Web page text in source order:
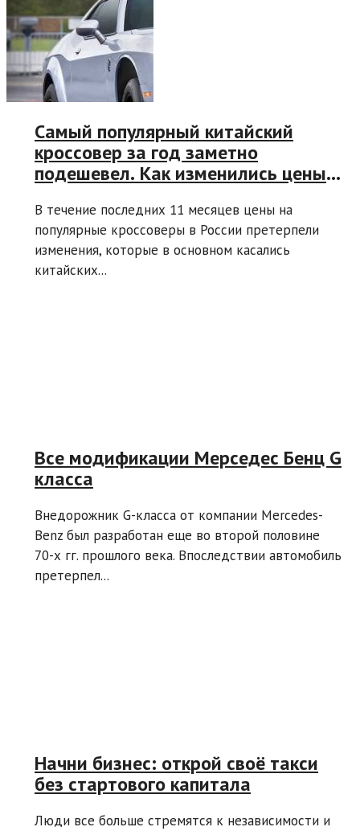
Самый популярный китайский
кроссовер за год заметно
подешевел. Как изменились цены
110km.ru
В течение последних 11 месяцев цены на
популярные кроссоверы в России претерпели
изменения, которые в основном касались
китайских...
Все модификации Мерседес Бенц G
класса
Внедорожник G-класса от компании Mercedes-
Benz был разработан еще во второй половине
70-х гг. прошлого века. Впоследствии автомобиль
претерпел...
Начни бизнес: открой своё такси
без стартового капитала
Люди все больше стремятся к независимости и